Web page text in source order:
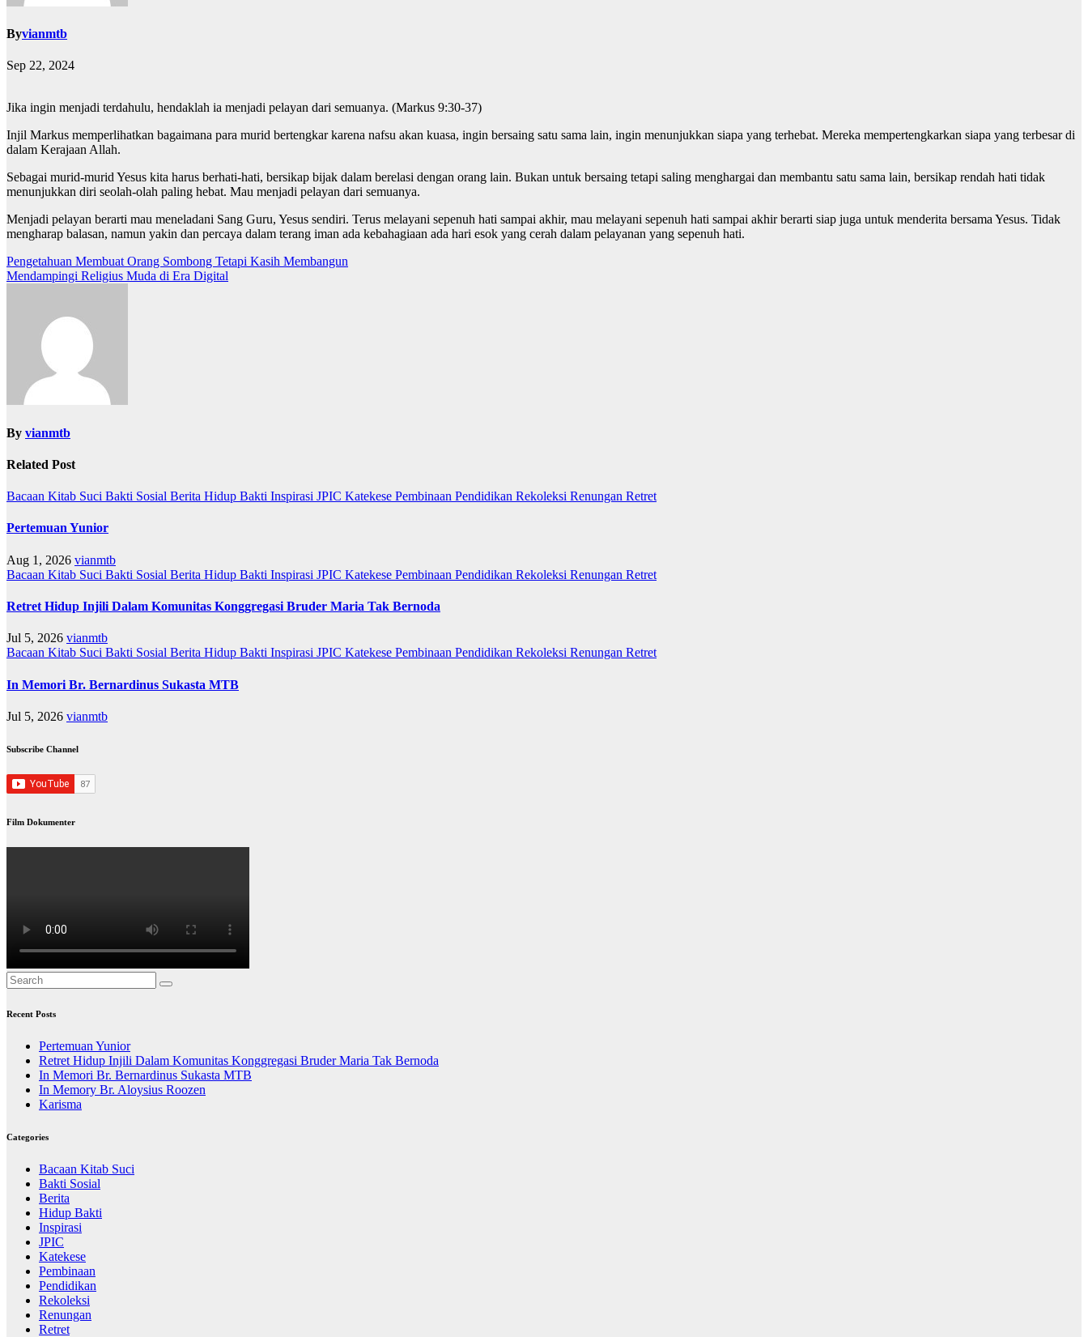
Byvianmtb
Sep 22, 2024
Jika ingin menjadi terdahulu, hendaklah ia menjadi pelayan dari semuanya. (Markus 9:30-37)
Injil Markus memperlihatkan bagaimana para murid bertengkar karena nafsu akan kuasa, ingin bersaing satu sama lain, ingin menunjukkan siapa yang terhebat. Mereka mempertengkarkan siapa yang terbesar di
dalam Kerajaan Allah.
Sebagai murid-murid Yesus kita harus berhati-hati, bersikap bijak dalam berelasi dengan orang lain. Bukan untuk bersaing tetapi saling menghargai dan membantu satu sama lain, bersikap rendah hati tidak
menunjukkan diri seolah-olah paling hebat. Mau menjadi pelayan dari semuanya.
Menjadi pelayan berarti mau meneladani Sang Guru, Yesus sendiri. Terus melayani sepenuh hati sampai akhir, mau melayani sepenuh hati sampai akhir berarti siap juga untuk menderita bersama Yesus. Tidak
mengharap balasan, namun yakin dan percaya dalam terang iman ada kebahagiaan ada hari esok yang cerah dalam pelayanan yang sepenuh hati.
Post
navigation
Pengetahuan Membuat Orang Sombong Tetapi Kasih Membangun
Mendampingi Religius Muda di Era Digital
By vianmtb
Related Post
Bacaan Kitab Suci Bakti Sosial Berita Hidup Bakti Inspirasi JPIC Katekese Pembinaan Pendidikan Rekoleksi Renungan Retret
Pertemuan Yunior
Aug 1, 2026 vianmtb
Bacaan Kitab Suci Bakti Sosial Berita Hidup Bakti Inspirasi JPIC Katekese Pembinaan Pendidikan Rekoleksi Renungan Retret
Retret Hidup Injili Dalam Komunitas Konggregasi Bruder Maria Tak Bernoda
Jul 5, 2026 vianmtb
Bacaan Kitab Suci Bakti Sosial Berita Hidup Bakti Inspirasi JPIC Katekese Pembinaan Pendidikan Rekoleksi Renungan Retret
In Memori Br. Bernardinus Sukasta MTB
Jul 5, 2026 vianmtb
Subscribe Channel
Film Dokumenter
Recent Posts
Pertemuan Yunior
Retret Hidup Injili Dalam Komunitas Konggregasi Bruder Maria Tak Bernoda
In Memori Br. Bernardinus Sukasta MTB
In Memory Br. Aloysius Roozen
Karisma
Categories
Bacaan Kitab Suci
Bakti Sosial
Berita
Hidup Bakti
Inspirasi
JPIC
Katekese
Pembinaan
Pendidikan
Rekoleksi
Renungan
Retret